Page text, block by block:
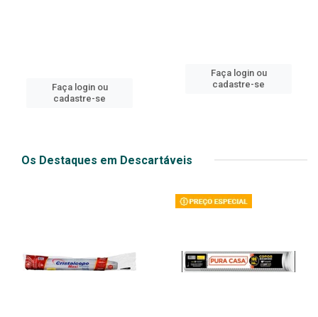
Faça login ou
cadastre-se
Faça login ou
cadastre-se
Os Destaques em Descartáveis